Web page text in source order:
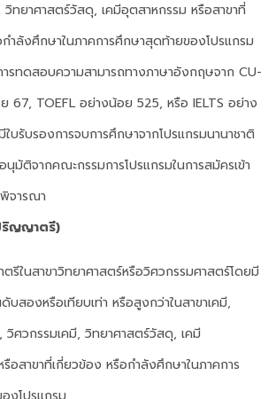
วิทยาศาสตร์วัสดุ, เคมีอุตสาหกรรม หรือสาขาที่
ำลังศึกษาในภาคการศึกษาสุดท้ายของโปรแกรม
รทดสอบความสามารถทางภาษาอังกฤษจาก CU-
67, TOEFL อย่างน้อย 525, หรือ IELTS อย่าง
บรับรองการจบการศึกษาจากโปรแกรมนานาชาติ
มัติจากคณะกรรมการโปรแกรมในการสมัครเข้า
จารณา
ริญญาตรี)
ในสาขาวิทยาศาสตร์หรือวิศวกรรมศาสตร์โดยมี
บสองหรือเทียบเท่า หรือสูงกว่าในสาขาเคมี,
วิศวกรรมเคมี, วิทยาศาสตร์วัสดุ, เคมี
อสาขาที่เกี่ยวข้อง หรือกำลังศึกษาในภาคการ